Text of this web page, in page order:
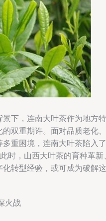
下，连南大叶茶作为地方特
双重期许。面对品质老化、
重困境，连南大叶茶陷入了
时，山西大叶茶的育种革新
转型经验，或可成为破解这
火战